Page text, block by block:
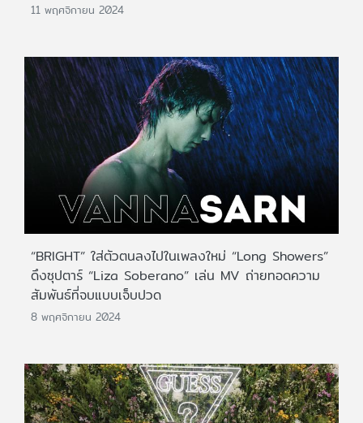
11 พฤศจิกายน 2024
“BRIGHT” ใส่ตัวตนลงไปในเพลงใหม่ “Long Showers”
ดึงซุปตาร์ “Liza Soberano” เล่น MV ถ่ายทอดความ
สัมพันธ์ที่จบแบบเจ็บปวด
8 พฤศจิกายน 2024